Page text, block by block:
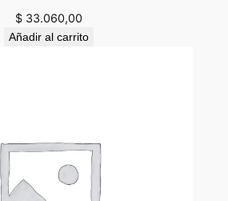
$ 33.060,00
Añadir al carrito